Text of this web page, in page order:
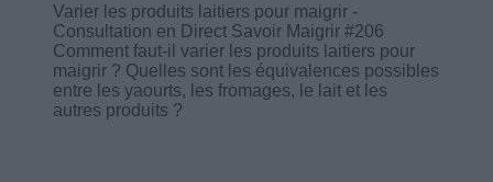
Varier les produits laitiers pour maigrir -
Consultation en Direct Savoir Maigrir #206
Comment faut-il varier les produits laitiers pour
maigrir ? Quelles sont les équivalences possibles
entre les yaourts, les fromages, le lait et les
autres produits ?